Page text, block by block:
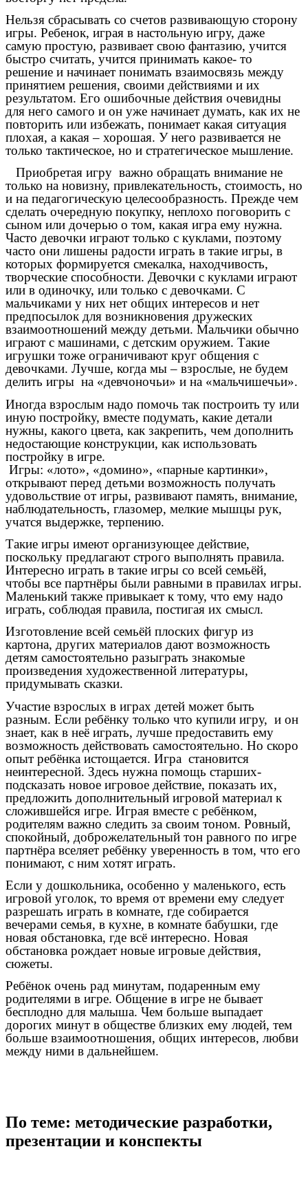
Нельзя сбрасывать со счетов развивающую сторону
игры. Ребенок, играя в настольную игру, даже
самую простую, развивает свою фантазию, учится
быстро считать, учится принимать какое- то
решение и начинает понимать взаимосвязь между
принятием решения, своими действиями и их
результатом. Его ошибочные действия очевидны
для него самого и он уже начинает думать, как их не
повторить или избежать, понимает какая ситуация
плохая, а какая – хорошая. У него развивается не
только тактическое, но и стратегическое мышление.
Приобретая игру важно обращать внимание не
только на новизну, привлекательность, стоимость, но
и на педагогическую целесообразность. Прежде чем
сделать очередную покупку, неплохо поговорить с
сыном или дочерью о том, какая игра ему нужна.
Часто девочки играют только с куклами, поэтому
часто они лишены радости играть в такие игры, в
которых формируется смекалка, находчивость,
творческие способности. Девочки с куклами играют
или в одиночку, или только с девочками. С
мальчиками у них нет общих интересов и нет
предпосылок для возникновения дружеских
взаимоотношений между детьми. Мальчики обычно
играют с машинами, с детским оружием. Такие
игрушки тоже ограничивают круг общения с
девочками. Лучше, когда мы – взрослые, не будем
делить игры на «девчоночьи» и на «мальчишечьи».
Иногда взрослым надо помочь так построить ту или
иную постройку, вместе подумать, какие детали
нужны, какого цвета, как закрепить, чем дополнить
недостающие конструкции, как использовать
постройку в игре.
Игры: «лото», «домино», «парные картинки»,
открывают перед детьми возможность получать
удовольствие от игры, развивают память, внимание,
наблюдательность, глазомер, мелкие мышцы рук,
учатся выдержке, терпению.
Такие игры имеют организующее действие,
поскольку предлагают строго выполнять правила.
Интересно играть в такие игры со всей семьёй,
чтобы все партнёры были равными в правилах игры.
Маленький также привыкает к тому, что ему надо
играть, соблюдая правила, постигая их смысл.
Изготовление всей семьёй плоских фигур из
картона, других материалов дают возможность
детям самостоятельно разыграть знакомые
произведения художественной литературы,
придумывать сказки.
Участие взрослых в играх детей может быть
разным. Если ребёнку только что купили игру, и он
знает, как в неё играть, лучше предоставить ему
возможность действовать самостоятельно. Но скоро
опыт ребёнка истощается. Игра становится
неинтересной. Здесь нужна помощь старших-
подсказать новое игровое действие, показать их,
предложить дополнительный игровой материал к
сложившейся игре. Играя вместе с ребёнком,
родителям важно следить за своим тоном. Ровный,
спокойный, доброжелательный тон равного по игре
партнёра вселяет ребёнку уверенность в том, что его
понимают, с ним хотят играть.
Если у дошкольника, особенно у маленького, есть
игровой уголок, то время от времени ему следует
разрешать играть в комнате, где собирается
вечерами семья, в кухне, в комнате бабушки, где
новая обстановка, где всё интересно. Новая
обстановка рождает новые игровые действия,
сюжеты.
Ребёнок очень рад минутам, подаренным ему
родителями в игре. Общение в игре не бывает
бесплодно для малыша. Чем больше выпадает
дорогих минут в обществе близких ему людей, тем
больше взаимоотношения, общих интересов, любви
между ними в дальнейшем.
По теме: методические разработки,
презентации и конспекты